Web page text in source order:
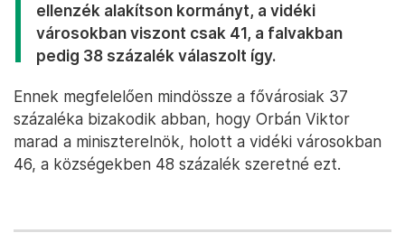
ellenzék alakítson kormányt, a vidéki
városokban viszont csak 41, a falvakban
pedig 38 százalék válaszolt így.
Ennek megfelelően mindössze a fővárosiak 37
százaléka bizakodik abban, hogy Orbán Viktor
marad a miniszterelnök, holott a vidéki városokban
46, a községekben 48 százalék szeretné ezt.